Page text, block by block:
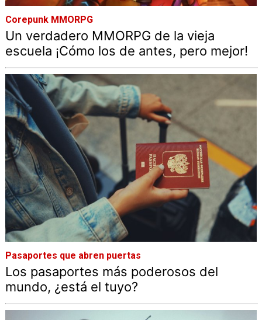
Corepunk MMORPG
Un verdadero MMORPG de la vieja
escuela ¡Cómo los de antes, pero mejor!
Pasaportes que abren puertas
Los pasaportes más poderosos del
mundo, ¿está el tuyo?